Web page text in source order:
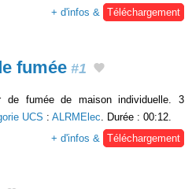
+ d'infos &
Téléchargement
fumée #1
de fumée de maison individuelle. 3
UCS : ALRMElec . Durée : 00:12.
+ d'infos &
Téléchargement